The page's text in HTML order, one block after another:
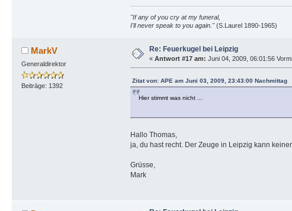
"If any of you cry at my funeral,
I'll never speak to you again."(S.Laurel 1890-1965)
MarkV
Generaldirektor
Beiträge: 1392
Re: Feuerkugel bei Leipzig
« Antwort #17 am: Juni 04, 2009, 06:01:56
Zitat von: APE am Juni 03, 2009, 23:43:00 Nachmittag
Hier stimmt was nicht ...
Hallo Thomas,
ja, du hast recht. Der Zeuge in Leipzig kann
Grüsse,
Mark